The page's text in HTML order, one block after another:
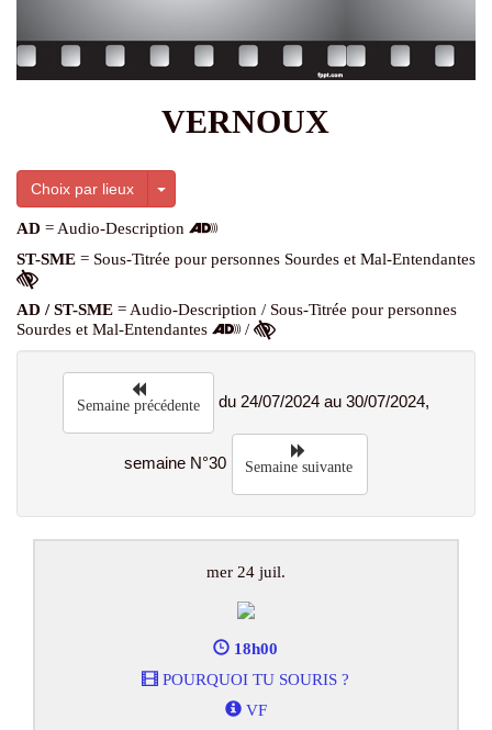
VERNOUX
Choix par lieux Toggle Dropdown
AD = Audio-Description
ST-SME = Sous-Titrée pour personnes Sourdes et Mal-Entendantes
AD / ST-SME = Audio-Description / Sous-Titrée pour personnes
Sourdes et Mal-Entendantes
/
Semaine précédente du 24/07/2024 au 30/07/2024,
semaine N°30 Semaine suivante
mer 24 juil.
18h00
POURQUOI TU SOURIS ?
VF